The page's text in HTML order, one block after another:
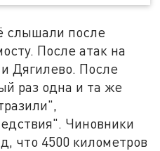
слышали после
После атак на
Дягилево. После
раз одна и та же
Чиновники
что 4500 километров